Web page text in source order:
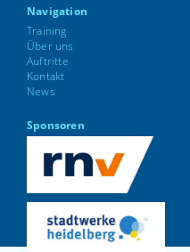
Navigation
Training
Über uns
Auftritte
Kontakt
News
Sponsoren